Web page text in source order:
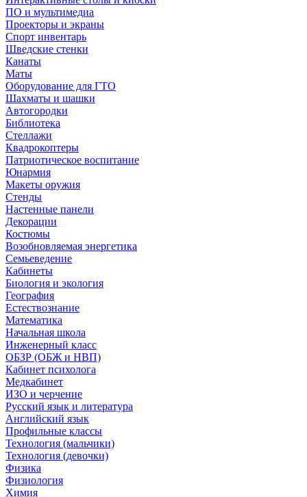
ПО и мультимедиа
Проекторы и экраны
Спорт инвентарь
Шведские стенки
Канаты
Маты
Оборудование для ГТО
Шахматы и шашки
Автогородки
Библиотека
Стеллажи
Квадрокоптеры
Патриотическое воспитание
Юнармия
Макеты оружия
Стенды
Настенные панели
Декорации
Костюмы
Возобновляемая энергетика
Семьеведение
Кабинеты
Биология и экология
География
Естествознание
Математика
Начальная школа
Инженерный класс
ОБЗР (ОБЖ и НВП)
Кабинет психолога
Медкабинет
ИЗО и черчение
Русский язык и литература
Английский язык
Профильные классы
Технология (мальчики)
Технология (девочки)
Физика
Физиология
Химия